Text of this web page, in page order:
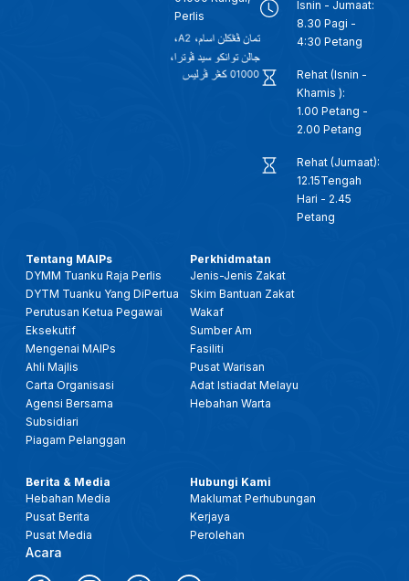
Perlis
Isnin - Jumaat:
8.30 Pagi -
4:30 Petang
Rehat (Isnin -
Khamis ):
1.00 Petang -
2.00 Petang
Rehat (Jumaat):
12.15Tengah
Hari - 2.45
Petang
Tentang MAIPs
DYMM Tuanku Raja Perlis
DYTM Tuanku Yang DiPertua
Perutusan Ketua Pegawai
Eksekutif
Mengenai MAIPs
Ahli Majlis
Carta Organisasi
Agensi Bersama
Subsidiari
Piagam Pelanggan
Perkhidmatan
Jenis-Jenis Zakat
Skim Bantuan Zakat
Wakaf
Sumber Am
Fasiliti
Pusat Warisan
Adat Istiadat Melayu
Hebahan Warta
Berita & Media
Hebahan Media
Pusat Berita
Pusat Media
Acara
Hubungi Kami
Maklumat Perhubungan
Kerjaya
Perolehan